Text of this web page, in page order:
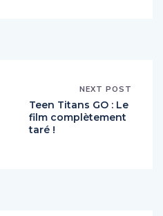
NEXT POST
Teen Titans GO : Le
film complètement
taré !